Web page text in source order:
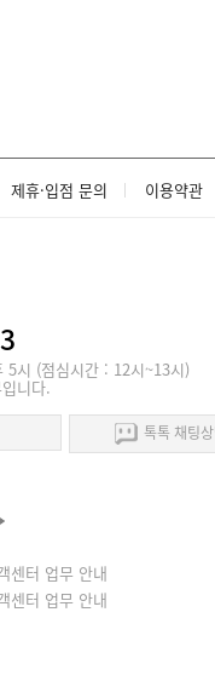
제휴·입점 문의 이용약관
5시 (점심시간 : 12시~13시)
니다.
톡톡 채팅
센터 업무 안내
센터 업무 안내